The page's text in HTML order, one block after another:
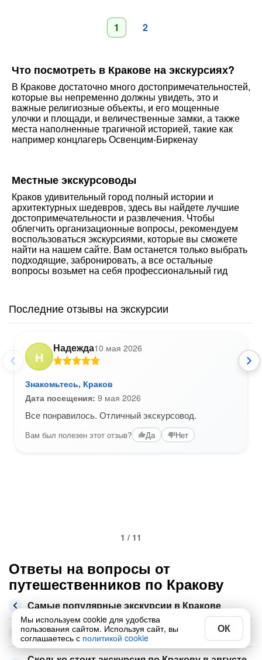
1 2
Что посмотреть в Кракове на экскурсиях?
В Кракове достаточно много достопримечательностей,
которые вы непременно должны увидеть, это и
важные религиозные объекты, и его мощенные
улочки и площади, и величественные замки, а также
места наполненные трагичной историей, такие как
например концлагерь Освенцим-Биркенау
Местные экскурсоводы
Краков удивительный город полный истории и
архитектурных шедевров, здесь вы найдете лучшие
достопримечательности и развлечения. Чтобы
облегчить организационные вопросы, рекомендуем
воспользоваться экскурсиями, которые вы сможете
найти на нашем сайте. Вам останется только выбрать
подходящие, забронировать, а все остальные
вопросы возьмет на себя профессиональный гид
Последние отзывы на экскурсии
Н
Надежда10 мая 2026
Знакомьтесь, Краков
Дата посещения: 9 мая 2026
Все понравилось. Отличный экскурсовод.
Вам был полезен этот отзыв? Да Нет
1 / 11
Ответы на вопросы от
путешественников по Кракову
Самые популярные экскурсии в Кракове
Что посмотреть в Кракове
Мы используем cookie для удобства
пользования сайтом. Используя сайт, вы
соглашаетесь с политикой cookie
ОК